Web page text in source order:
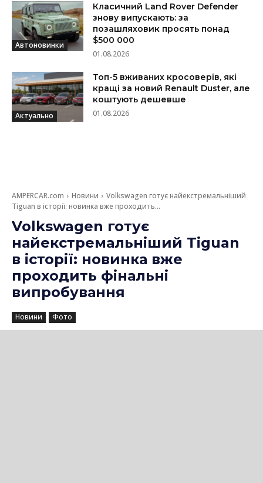
Автоновинки
Класичний Land Rover Defender
знову випускають: за
позашляховик просять понад
$500 000
01.08.2026
Актуально
Топ-5 вживаних кросоверів, які
кращі за новий Renault Duster, але
коштують дешевше
01.08.2026